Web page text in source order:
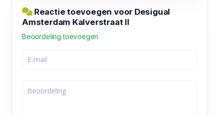
Reactie toevoegen voor Desigual
Amsterdam Kalverstraat II
Beoordeling toevoegen